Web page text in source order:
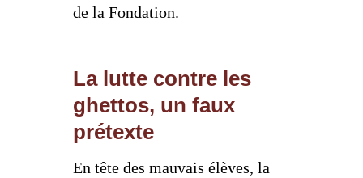
de la Fondation.
La lutte contre les
ghettos, un faux
prétexte
En tête des mauvais élèves, la